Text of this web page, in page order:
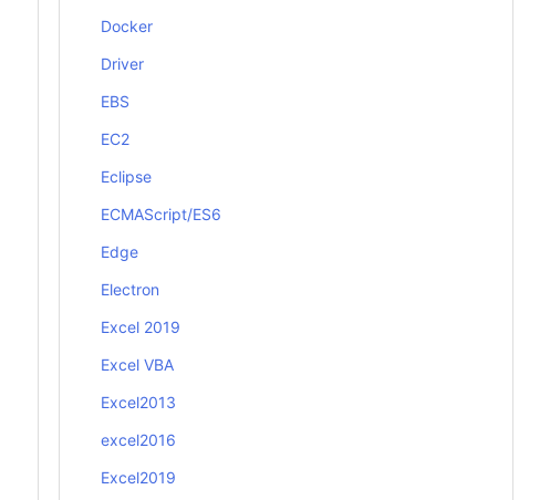
Docker
Driver
EBS
EC2
Eclipse
ECMAScript/ES6
Edge
Electron
Excel 2019
Excel VBA
Excel2013
excel2016
Excel2019